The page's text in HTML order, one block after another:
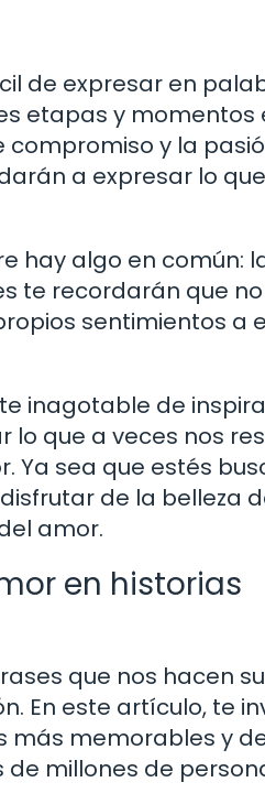
de expresar en
etapas y momentos
y la
a expresar lo que
hay algo en común:
te recordarán que
sentimientos a
inagotable de
lo que a veces nos
Ya sea que estés
de la belleza
amor.
en historias
que nos hacen
En este artículo, te
más memorables y
millones de